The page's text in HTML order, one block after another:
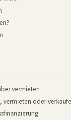
vermieten
oder